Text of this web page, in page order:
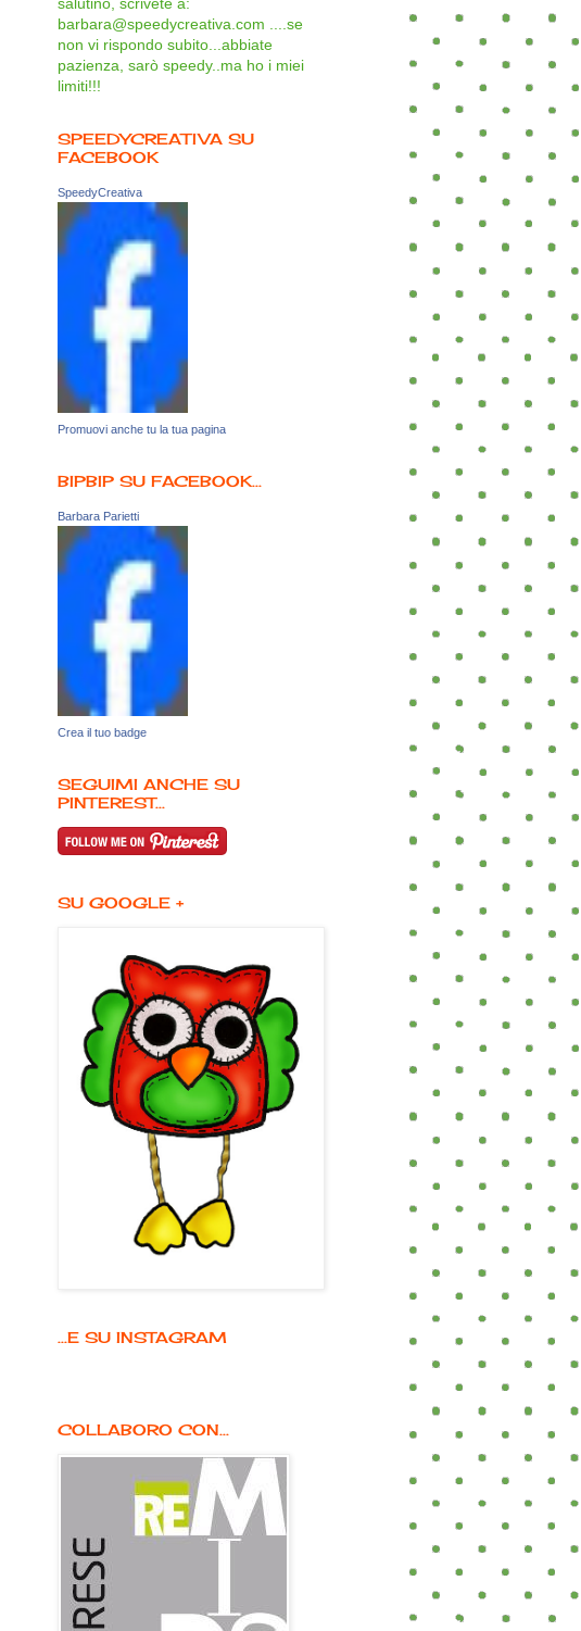
barbara@speedycreativa.com ....se
non vi rispondo subito...abbiate
pazienza, sarò speedy..ma ho i miei
limiti!!!
SPEEDYCREATIVA SU
FACEBOOK
SpeedyCreativa
Promuovi anche tu la tua pagina
BIPBIP SU FACEBOOK...
Barbara Parietti
Crea il tuo badge
SEGUIMI ANCHE SU
PINTEREST...
SU GOOGLE +
...E SU INSTAGRAM
COLLABORO CON...